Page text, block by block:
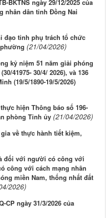
BKTNS ngày 29/12/2025 của
nhân dân tỉnh Đồng Nai
đạo tỉnh phụ trách tổ chức
(21/04/2026)
kỷ niệm 51 năm giải phóng
41975- 30/4/ 2026), và 136
(19/5/1890-19/5/2026)
hiện Thông báo số 196-
phòng Tỉnh ủy (21/04/2026)
về thực hành tiết kiệm,
đối với người có công với
công với cách mạng nhân
miền Nam, thống nhất đất
2026)
CP ngày 31/3/2026 của